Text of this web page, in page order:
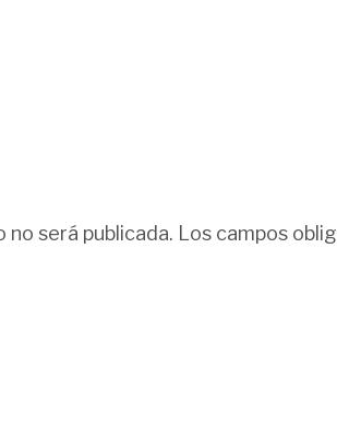
será publicada. Los campos